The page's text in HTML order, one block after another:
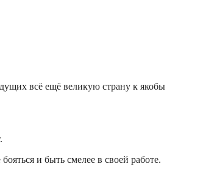
всё ещё великую страну к якобы
и быть смелее в своей работе.